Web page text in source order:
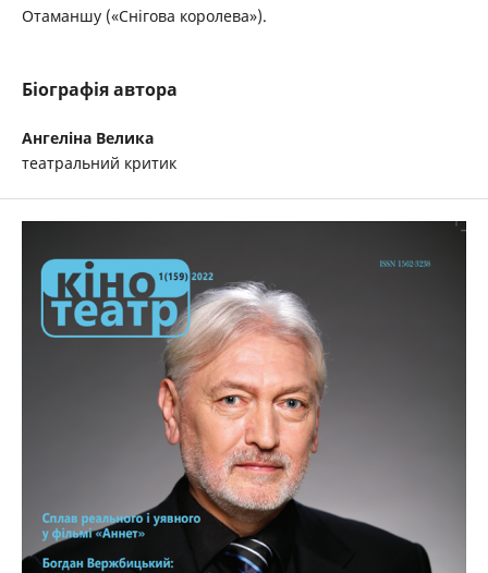
Отаманшу («Снігова королева»).
Біографія автора
Ангеліна Велика
театральний критик